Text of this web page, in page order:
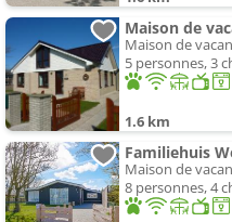
Maison de
Maison de
5 personnes, 3
1.6 km
Familiehuis
Maison de
8 personnes, 4